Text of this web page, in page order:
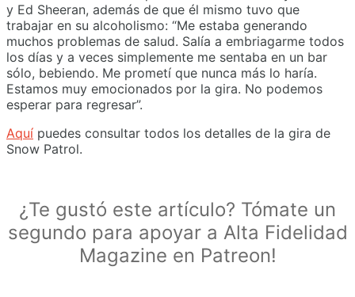
y Ed Sheeran, además de que él mismo tuvo que
trabajar en su alcoholismo: “Me estaba generando
muchos problemas de salud. Salía a embriagarme todos
los días y a veces simplemente me sentaba en un bar
sólo, bebiendo. Me prometí que nunca más lo haría.
Estamos muy emocionados por la gira. No podemos
esperar para regresar”.
Aquí puedes consultar todos los detalles de la gira de
Snow Patrol.
¿Te gustó este artículo? Tómate un
segundo para apoyar a Alta Fidelidad
Magazine en Patreon!